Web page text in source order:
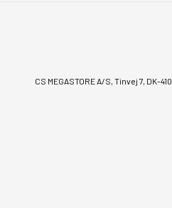
CS MEGASTORE A/S, Tinvej 7, DK-